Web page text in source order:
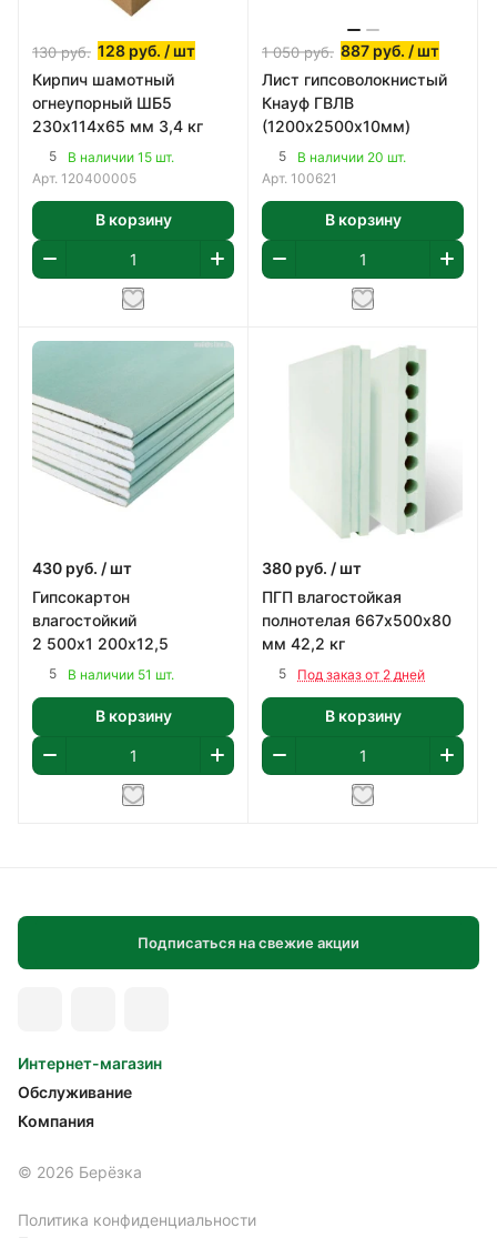
130руб. 128 руб. / шт
Кирпич шамотный
огнеупорный ШБ5
230х114х65 мм 3,4 кг
5
В наличии 15 шт.
Арт. 120400005
В корзину
1 050руб. 887 руб. / шт
Лист гипсоволокнистый
Кнауф ГВЛВ
(1200х2500х10мм)
5
В наличии 20 шт.
Арт. 100621
В корзину
430 руб. / шт
Гипсокартон
влагостойкий
2 500х1 200х12,5
5 В наличии 51 шт.
В корзину
380 руб. / шт
ПГП влагостойкая
полнотелая 667х500х80
мм 42,2 кг
5 Под заказ от 2 дней
В корзину
Подписаться на свежие акции
Интернет-магазин
Обслуживание
Компания
© 2026 Берёзка
Политика конфиденциальности